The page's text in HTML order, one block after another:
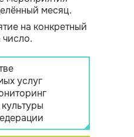
месяц.
на конкретный
число.
услуг